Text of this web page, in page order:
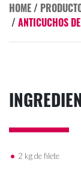
HOME/
/ ANTICUCHOS
2 kg de filete